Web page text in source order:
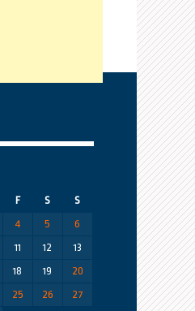
F S
S
4 5
6
11 12
13
18 19
20
25 26
27